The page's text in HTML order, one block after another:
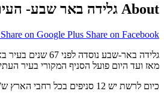
About גלידה באר שבע- העיר העתיקה
Share on Google Plus Share on Facebook
גלידה באר-שבע נוסדה לפני 67 שנים בעיר באר-שבע.
מאז ועד היום פועל הסניף המקורי בעיר
כיום לרשת יש 12 סניפים בכל רחבי הארץ ש7 מתוכם ממוקמים בבאר שבע.